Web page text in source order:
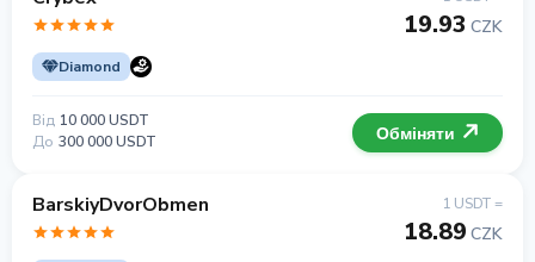
Diamond
19.93 CZK
Від 10 000 USDT
До 300 000 USDT Обміняти
BarskiyDvorObmen 1 USDT =
18.89 CZK